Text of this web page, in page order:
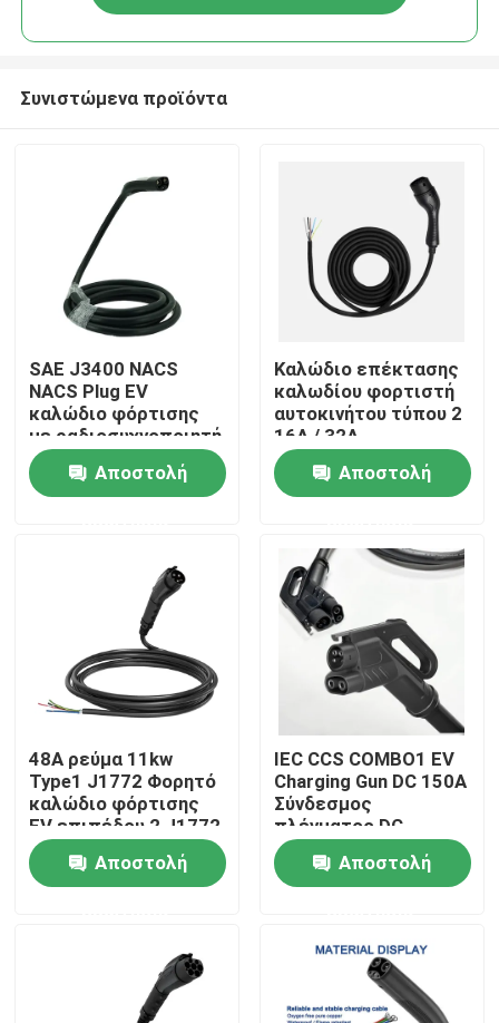
Σπίτι
Σχετικά με εμάς
Λύσεις φορτιστών της EV
Φορητοί φορτιστές της EV
wallbox ev φορτιστές
Σκοινί επέκτασης φορτιστών της EV
Συνιστώμενα προϊόντα
SAE J3400 NACS
NACS Plug EV
καλώδιο φόρτισης
με ραδιοσυχνοποιητή
Tesla EV όπλο
φόρτισηςΑποστολή
Καλώδιο επέκτασης
καλωδίου φορτιστή
αυτοκινήτου τύπου 2
16A / 32A
Μονοφασικό
Αποστολή
48A ρεύμα 11kw
Type1 J1772 Φορητό
καλώδιο φόρτισης
EV επιπέδου 2 J1772
καλώδιο φορτιστή
αυτοκινήτουΑποστολή
IEC CCS COMBO1 EV
Charging Gun DC 150A
Σύνδεσμος
πλέγματος DC
προσαρμογέα
ταχείας φόρτισης
Αποστολή